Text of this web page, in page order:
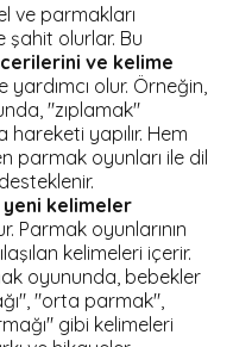
ve parmakları
şahit olurlar. Bu
ve kelime
yardımcı olur. Örneğin,
"zıplamak"
yapılır. Hem
parmak oyunları ile dil
yeni kelimeler
Parmak oyunlarının
kelimeleri içerir.
oyununda, bebekler
"orta parmak",
gibi kelimeleri